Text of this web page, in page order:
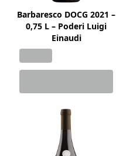
Barbaresco DOCG 2021 –
0,75 L – Poderi Luigi
Einaudi